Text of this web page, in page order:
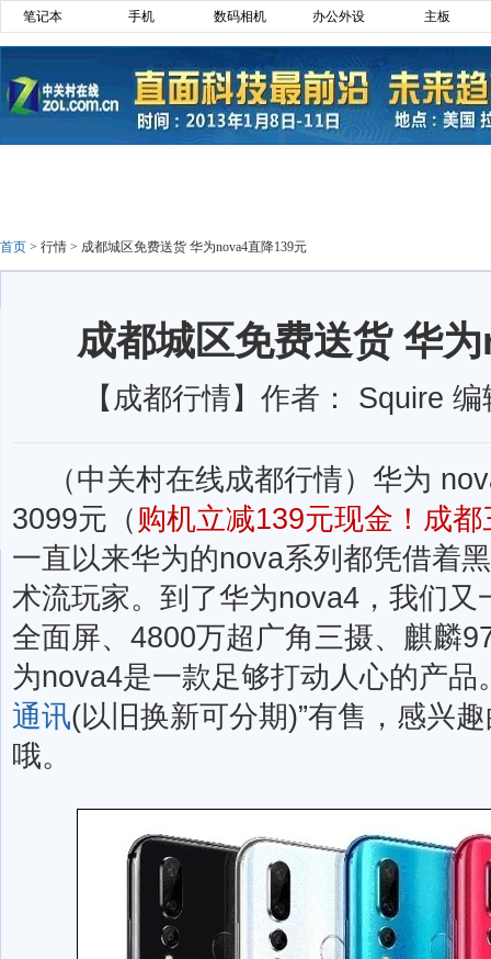
笔记本 手机 数码相机 办公外设 主板
首页 > 行情 > 成都城区免费送货 华为nova4直降139元
成都城区免费送货 华
【成都行情】作者： Squire
（中关村在线成都行情）华为
3099元（ 购机立减139元现金！成
一直以来华为的nova系列都凭借着
术流玩家。到了华为nova4，我们
全面屏、4800万超广角三摄、麒麟
为nova4是一款足够打动人心的产品
通讯(以旧换新可分期)”有售，感兴
哦。